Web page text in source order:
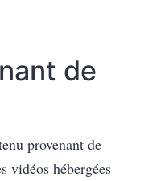
de
provenant de
vidéos hébergées